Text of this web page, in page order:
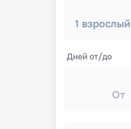
1 взрослый
Дней от/до
От